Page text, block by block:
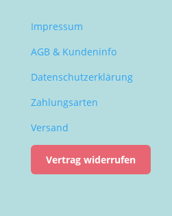
Impressum
AGB & Kundeninfo
Datenschutzerklärung
Zahlungsarten
Versand
Vertrag widerrufen